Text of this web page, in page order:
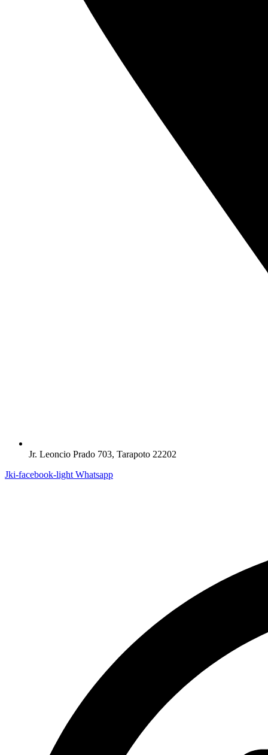
Jr. Leoncio Prado 703, Tarapoto 22202
Jki-facebook-light Whatsapp